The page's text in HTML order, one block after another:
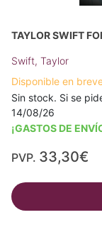
TAYLOR SWIFT
Swift, Taylor
Disponible en
Sin stock. Si se
14/08/26
¡GASTOS DE
PVP. 33,30€